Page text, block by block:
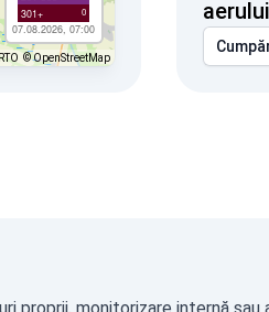
301+ 0
07.08.2026, 07:00
© OpenStreetMap